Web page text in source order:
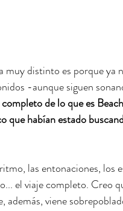
muy distinto es porque ya
-aunque siguen
de lo que es
que habían estado
las entonaciones, los
el viaje completo. Creo
además, viene